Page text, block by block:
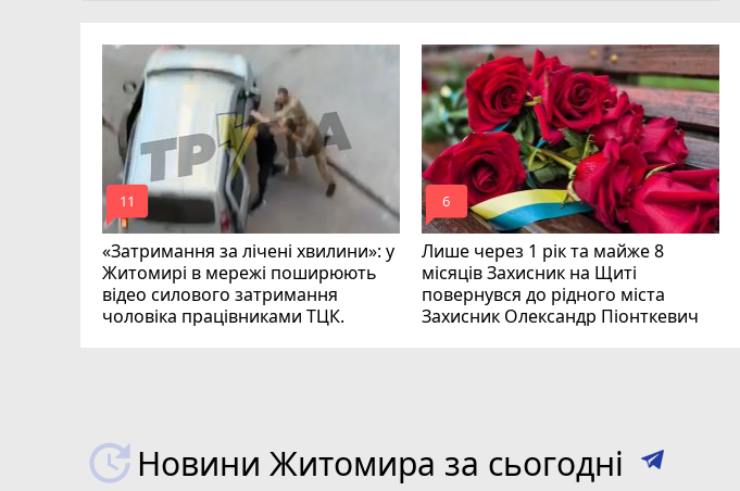
«Затримання за лічені хвилини»: у
Житомирі в мережі поширюють
відео силового затримання
чоловіка працівниками ТЦК.
mode_comment
11
Лише через 1 рік та майже 8
місяців Захисник на Щиті
повернувся до рідного міста
Захисник Олександр Піонткевич
mode_comment
6
Новини Житомира за сьогодні